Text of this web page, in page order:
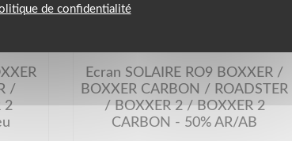
/
2
Ecran SOLAIRE RO9 BOXXER /
BOXXER CARBON / ROADSTER
/ BOXXER 2 / BOXXER 2
CARBON - 50% AR/AB
de confidentialité